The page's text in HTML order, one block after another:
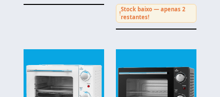
!
Stock baixo — apenas 2
restantes!